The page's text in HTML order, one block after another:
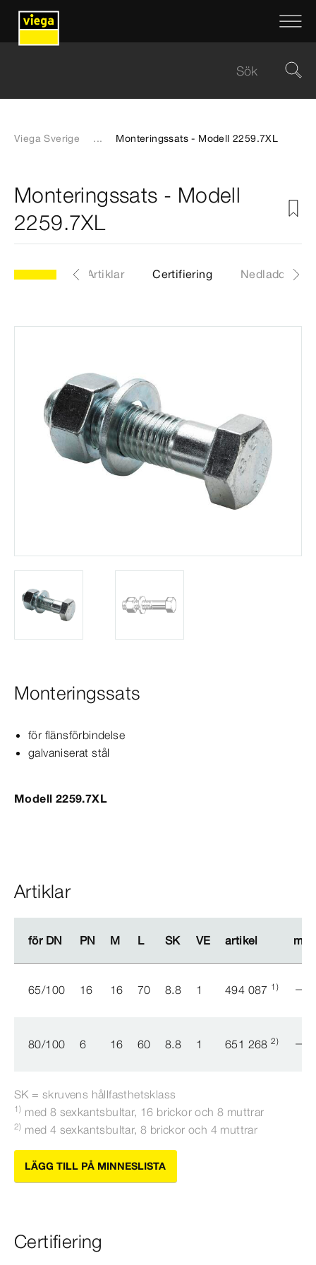
Viega Sverige ... Monteringssats - Modell 2259.7XL
Monteringssats - Modell
2259.7XL
2259.7XL Artiklar Certifiering
Monteringssats
för flänsförbindelse
galvaniserat stål
Modell 2259.7XL
Artiklar
för DN PN M L SK VE artikel
för DN PN M L SK VE artikel
65/100 16 16 70 8.8 1 494 087 1)
80/100 6 16 60 8.8 1 651 2682)
SK = skruvens hållfasthetsklass
1) med 8 sexkantsbultar, 16 brickor och 8 muttrar
2) med 4 sexkantsbultar, 8 brickor och 4 muttrar
LÄGG TILL PÅ MINNESLISTA
Certifiering